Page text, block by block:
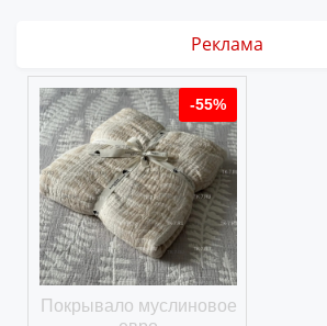
Реклама
-55%
Покрывало муслиновое